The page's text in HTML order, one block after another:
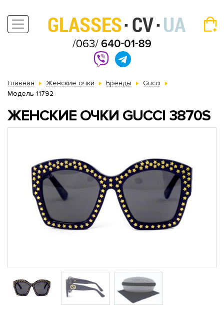
Главная Женские очки Бренды
Gucci
Модель 11792
ЖЕНСКИЕ ОЧКИ GUCCI 3870S